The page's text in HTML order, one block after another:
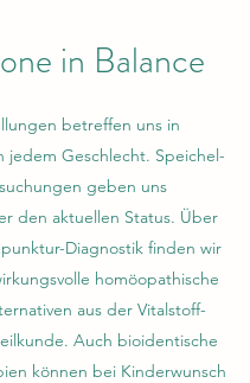
in Balance
betreffen uns in
jedem Geschlecht. Speichel-
geben uns
den aktuellen Status. Über
Diagnostik finden wir
homöopathische
aus der Vitalstoff-
Auch bioidentische
können bei Kinderwunsch